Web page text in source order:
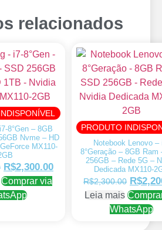
relacionados
8°Gen – 8GB
Nvme – HD
MX110-
R$2,300.00
Comprar via
PRODUTO
Notebook Lenovo –
8°Geração – 8GB Ram
256GB – Rede 5G –
Dedicada MX110-
R$2,300.00 R$
Leia mais
WhatsApp